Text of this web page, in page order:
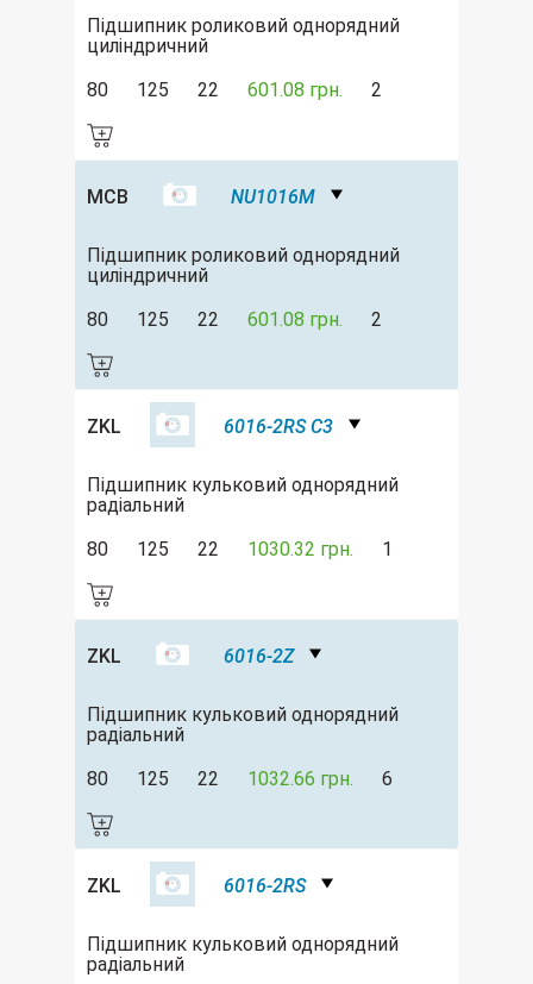
Підшипник роликовий однорядний
циліндричний
80
125 22 601.08 грн. 2
MCB NU1016M
Підшипник роликовий однорядний
циліндричний
80
125 22 601.08 грн. 2
ZKL 6016-2RS C3
Підшипник кульковий однорядний
радіальний
80
125 22 1030.32 грн. 1
ZKL 6016-2Z
Підшипник кульковий однорядний
радіальний
80
125 22 1032.66 грн. 6
ZKL 6016-2RS
Підшипник кульковий однорядний
радіальний